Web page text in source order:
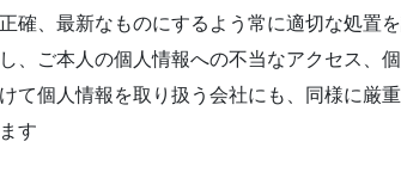
、最新なものにするよう常に適切な処置
、ご本人の個人情報への不当なアクセス、
て個人情報を取り扱う会社にも、同様に厳
す